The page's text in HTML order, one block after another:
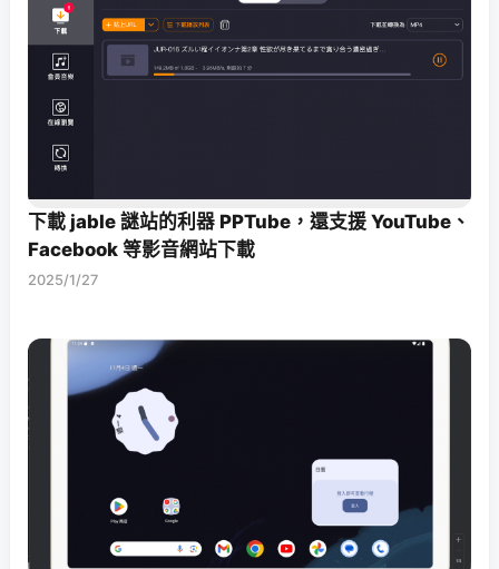
下載 jable 謎站的利器 PPTube，還支援 YouTube、
Facebook 等影音網站下載
2025/1/27